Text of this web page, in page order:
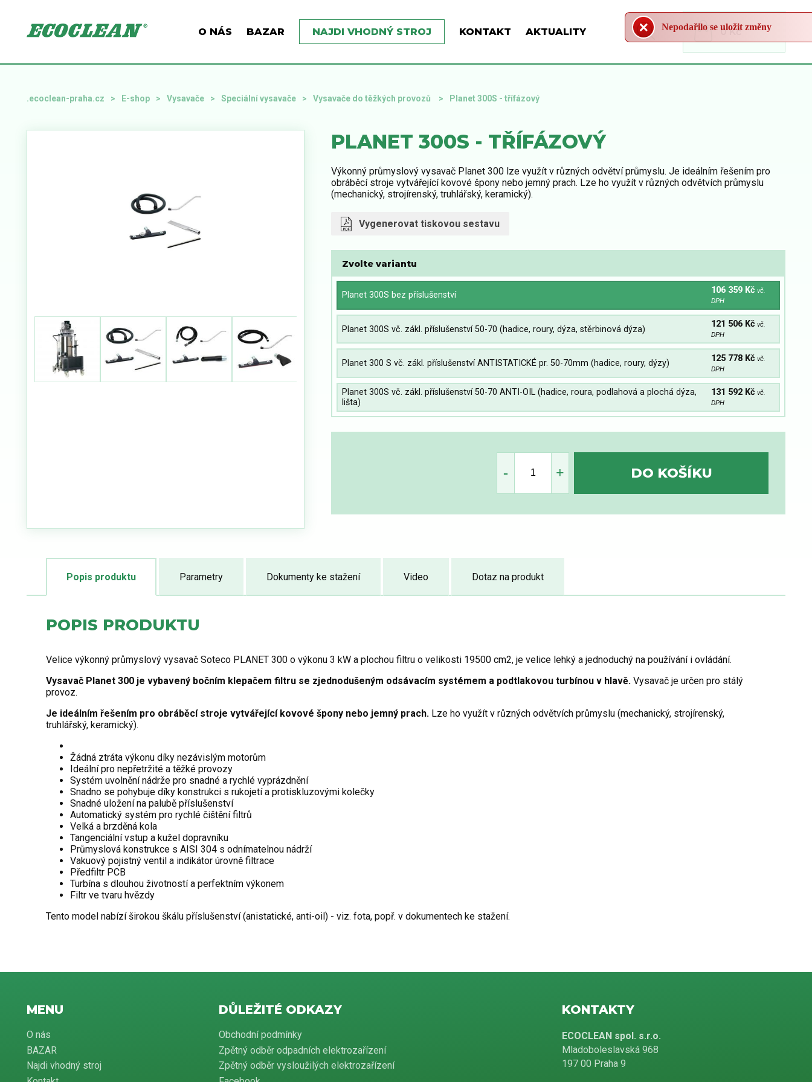
O NÁS BAZAR NAJDI VHODNÝ STROJ KONTAKT AKTUALITY 0 Kč
.ecoclean-praha.cz E-shop Vysavače Speciální vysavače Vysavače do těžkých provozů Planet 300S - třífázový
PLANET 300S - TŘÍFÁZOVÝ
Výkonný průmyslový vysavač Planet 300 lze využít v různých odvětví průmyslu. Je ideálním řešením pro
obráběcí stroje vytvářející kovové špony nebo jemný prach. Lze ho využít v různých odvětvích průmyslu
(mechanický, strojírenský, truhlářský, keramický).
Vygenerovat tiskovou sestavu
Zvolte variantu
Planet 300S bez příslušenství 106 359 Kč vč.
DPH
Planet 300S vč. zákl. příslušenství 50-70 (hadice, roury, dýza, stěrbinová dýza) 121 506 Kč vč.
DPH
Planet 300 S vč. zákl. příslušenství ANTISTATICKÉ pr. 50-70mm (hadice, roury, dýzy) 125 778 Kč vč.
DPH
Planet 300S vč. zákl. příslušenství 50-70 ANTI-OIL (hadice, roura, podlahová a plochá dýza,
lišta)
131 592 Kč vč.
DPH
Popis produktu Parametry Dokumenty ke stažení Video Dotaz na produkt
POPIS PRODUKTU
Velice výkonný průmyslový vysavač Soteco PLANET 300 o výkonu 3 kW a plochou filtru o velikosti 19500 cm2, je velice lehký a jednoduchý na používání i ovládání.
Vysavač Planet 300 je vybavený bočním klepačem filtru se zjednodušeným odsávacím systémem a podtlakovou turbínou v hlavě. Vysavač je určen pro stálý
provoz.
Je ideálním řešením pro obráběcí stroje vytvářející kovové špony nebo jemný prach. Lze ho využít v různých odvětvích průmyslu (mechanický, strojírenský,
truhlářský, keramický).
Žádná ztráta výkonu díky nezávislým motorům
Ideální pro nepřetržité a těžké provozy
Systém uvolnění nádrže pro snadné a rychlé vyprázdnění
Snadno se pohybuje díky konstrukci s rukojetí a protiskluzovými kolečky
Snadné uložení na palubě příslušenství
Automatický systém pro rychlé čištění filtrů
Velká a brzděná kola
Tangenciální vstup a kužel dopravníku
Průmyslová konstrukce s AISI 304 s odnímatelnou nádrží
Vakuový pojistný ventil a indikátor úrovně filtrace
Předfiltr PCB
Turbína s dlouhou životností a perfektním výkonem
Filtr ve tvaru hvězdy
Tento model nabízí širokou škálu příslušenství (anistatické, anti-oil) - viz. fota, popř. v dokumentech ke stažení.
MENU
O nás
BAZAR
Najdi vhodný stroj
DŮLEŽITÉ ODKAZY
Obchodní podmínky
Zpětný odběr odpadních elektrozařízení
Zpětný odběr vysloužilých elektrozařízení
KONTAKTY
ECOCLEAN spol. s.r.o.
Mladoboleslavská 968
197 00 Praha 9
Nepodařilo se uložit změny